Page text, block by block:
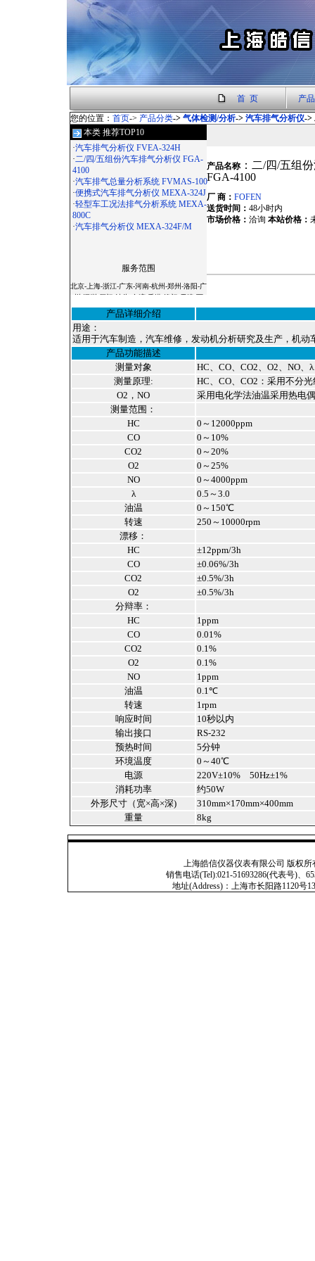
首 页
产
您的位置： 首页-> 产品分类-> 气体检测/分析-> 汽车排气分析仪->
本类 推荐TOP10
·汽车排气分析仪 FVEA-324H
·二/四/五组份汽车排气分析仪 FGA-
4100
·汽车排气总量分析系统 FVMAS-100
·便携式汽车排气分析仪 MEXA-324J
·轻型车工况法排气分析系统 MEXA-
800C
·汽车排气分析仪 MEXA-324F/M
服务范围
北京-上海-浙江-广东-河南-杭州-郑州-洛阳-广
州-深圳-厦门-汕头-台湾-香港-澳门-天津-西
安-宝鸡-杭州-温州-常州-无锡-苏州-南京-镇
江-扬州-南通-合肥-徐州-常熟-石家庄-太原-呼
和浩特-沈阳-长春-哈尔滨-南京-合肥-福州-南
昌-济南-郑州-武汉-长沙-广州-南宁-海口-成
都-贵阳-昆明-拉萨-西安-兰州-西宁-银川-乌鲁
木齐-杭州-沈阳-长春-哈尔滨-济南-武汉-广州-
南宁-成都 -西安-大连-宁波-厦门-青岛-深圳-
杭州-淮安-连云港-昆山-嘉兴-湖州-秦皇岛-邯
郸-邢台-保定-张家口-承德-廊坊-呼和浩特-鞍
山-大庆-锦州-铁岭-盘锦-湛江-萧山-辽宁-淄
博-九寨沟-宁夏-绵阳-云南-朝阳-陕西-青海-北
州-上海-滁州
产品名称 ：二/四/五组
FGA-4100
厂 商： FOFEN
送货时间： 48小时内
市场价格： 洽询 本站价格：
产品详细介绍
用途：
适用于汽车制造，汽车维修，发动机分析研究及生产，机
产品功能描述
测量对象
HC、CO、CO2、O2、NO、
测量原理:
HC、CO、CO2：采用不分
O2，NO
采用电化学法油温采用热电
测量范围：
HC
0～12000ppm
CO
0～10%
CO2
0～20%
O2
0～25%
NO
0～4000ppm
λ
0.5～3.0
油温
0～150℃
转速
250～10000rpm
漂移：
HC
±12ppm/3h
CO
±0.06%/3h
CO2
±0.5%/3h
O2
±0.5%/3h
分辩率：
HC
1ppm
CO
0.01%
CO2
0.1%
O2
0.1%
NO
1ppm
油温
0.1℃
转速
1rpm
响应时间
10秒以内
输出接口
RS-232
预热时间
5分钟
环境温度
0～40℃
电源
220V±10% 50Hz±1%
消耗功率
约50W
外形尺寸（宽×高×深)
310mm×170mm×400mm
重量
8kg
上海皓信仪器仪表有限公司 版权所
销售电话(Tel):021-51693286(代表号)、
地址(Address)：上海市长阳路1120号